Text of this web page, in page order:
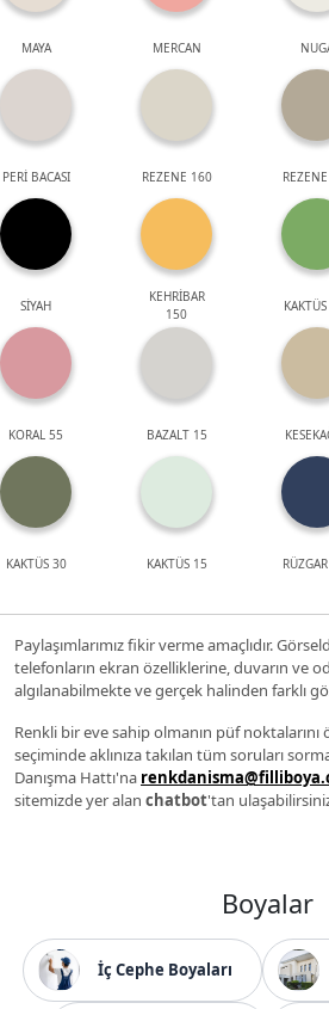
MAYA MERCAN
PERİ BACASI REZENE 160
SİYAH
KEHRİBAR
150
KORAL 55 BAZALT 15
KAKTÜS 30 KAKTÜS 15
Paylaşımlarımız fikir verme amaçlıdır.
telefonların ekran özelliklerine, duvarın ve
algılanabilmekte ve gerçek halinden farklı
Renkli bir eve sahip olmanın püf
seçiminde aklınıza takılan tüm soruları
Danışma Hattı'na
sitemizde yer alan chatbot'tan
Boyalar
İç Cephe Boyaları